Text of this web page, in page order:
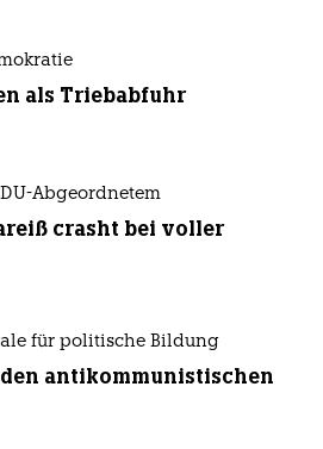
als Triebabfuhr
Abgeordnetem
crasht bei voller
für politische Bildung
antikommunistischen